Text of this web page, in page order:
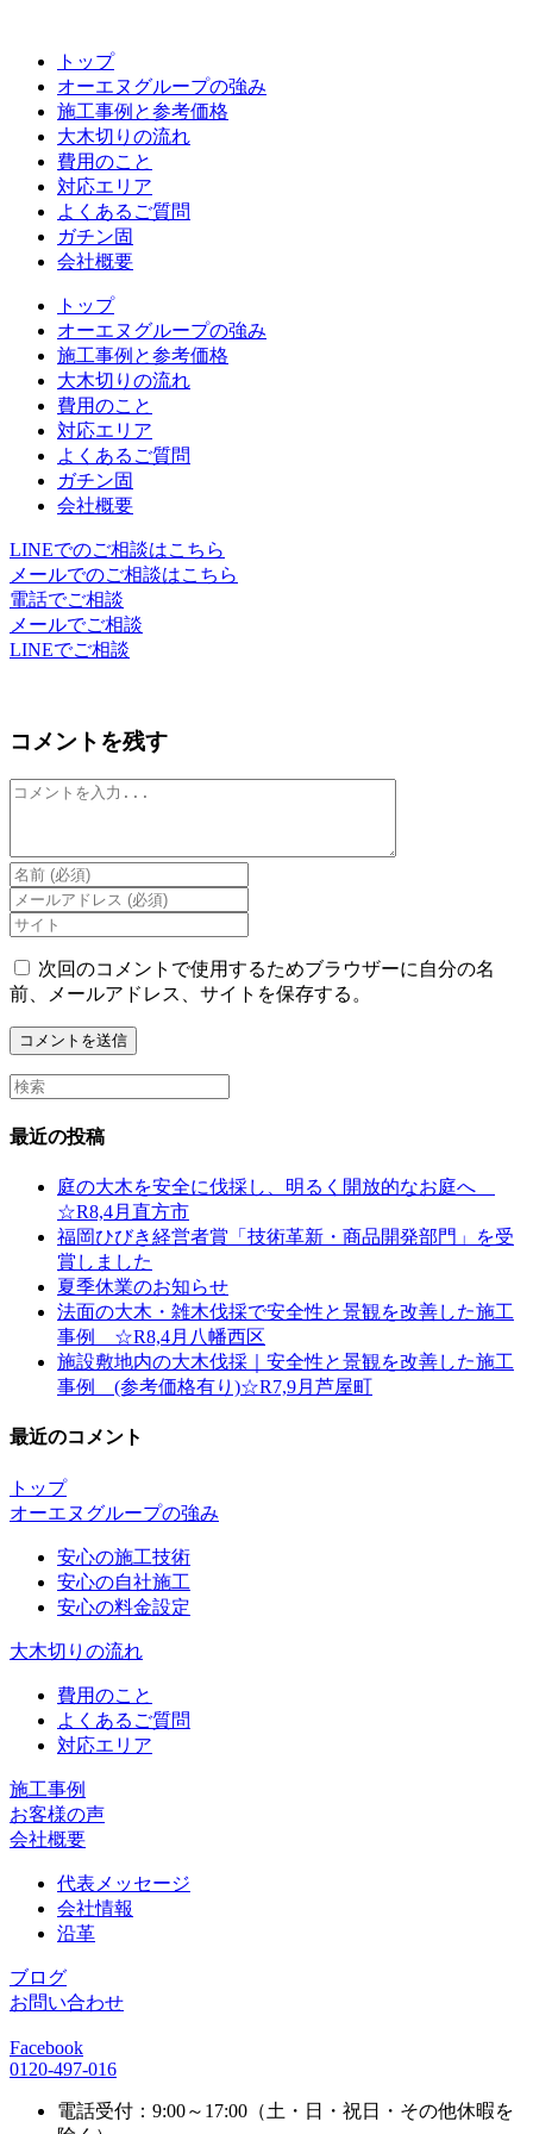
トップ
オーエヌグループの強み
施工事例と参考価格
大木切りの流れ
費用のこと
対応エリア
よくあるご質問
ガチン固
会社概要
トップ
オーエヌグループの強み
施工事例と参考価格
大木切りの流れ
費用のこと
対応エリア
よくあるご質問
ガチン固
会社概要
LINEでのご相談はこちら
メールでのご相談はこちら
電話でご相談
メールでご相談
LINEでご相談
コメントを残す
コ
ト
Enter
your
name
or
username
to
comment
Enter
your
email
address
to
comment
Enter
your
website
URL
(optional)
次回のコメントで使用するためブラウザーに自分の名
前、メールアドレス、サイトを保存する。
Search
this
website
最近の投稿
庭の大木を安全に伐採し、明るく開放的なお庭へ
☆R8,4月直方市
福岡ひびき経営者賞「技術革新・商品開発部門」を受
賞しました
夏季休業のお知らせ
法面の大木・雑木伐採で安全性と景観を改善した施工
事例 ☆R8,4月八幡西区
施設敷地内の大木伐採｜安全性と景観を改善した施工
事例 (参考価格有り)☆R7,9月芦屋町
最近のコメント
トップ
オーエヌグループの強み
安心の施工技術
安心の自社施工
安心の料金設定
大木切りの流れ
費用のこと
よくあるご質問
対応エリア
施工事例
お客様の声
会社概要
代表メッセージ
会社情報
沿革
ブログ
お問い合わせ
Facebook
0120-497-016
電話受付：9:00～17:00（土・日・祝日・その他休暇を